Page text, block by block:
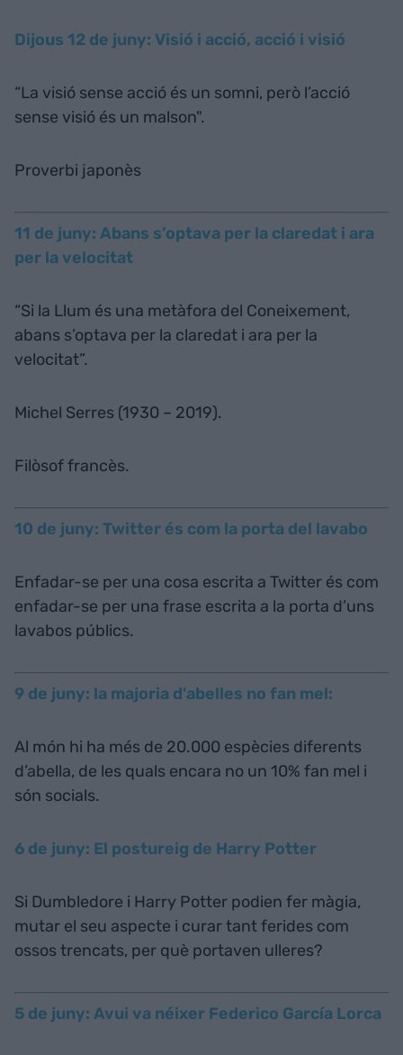
Dijous 12 de juny: Visió i acció, acció i visió
“La visió sense acció és un somni, però l’acció
sense visió és un malson".
Proverbi japonès
11 de juny: Abans s’optava per la claredat i ara
per la velocitat
“Si la Llum és una metàfora del Coneixement,
abans s’optava per la claredat i ara per la
velocitat”.
Michel Serres (1930 – 2019).
Filòsof francès.
10 de juny: Twitter és com la porta del lavabo
Enfadar-se per una cosa escrita a Twitter és com
enfadar-se per una frase escrita a la porta d’uns
lavabos públics.
9 de juny: la majoria d'abelles no fan mel:
Al món hi ha més de 20.000 espècies diferents
d’abella, de les quals encara no un 10% fan mel i
són socials.
6 de juny: El postureig de Harry Potter
Si Dumbledore i Harry Potter podien fer màgia,
mutar el seu aspecte i curar tant ferides com
ossos trencats, per què portaven ulleres?
5 de juny: Avui va néixer Federico García Lorca